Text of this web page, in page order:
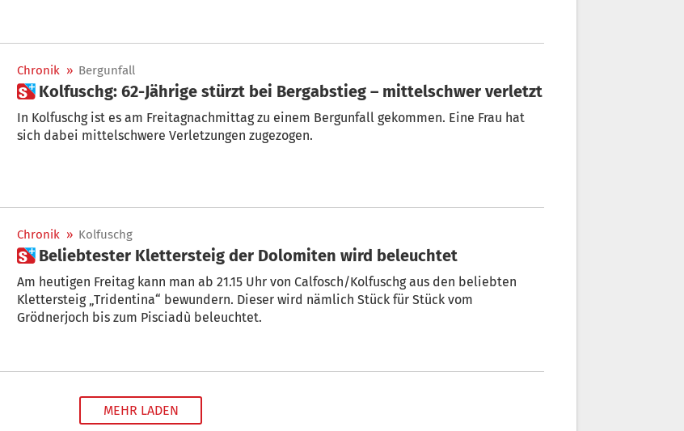
Chronik » Bergunfall
 Kolfuschg: 62-Jährige stürzt bei Bergabstieg – mittelschwer verletzt
In Kolfuschg ist es am Freitagnachmittag zu einem Bergunfall gekommen. Eine Frau hat
sich dabei mittelschwere Verletzungen zugezogen.
Chronik » Kolfuschg
 Beliebtester Klettersteig der Dolomiten wird beleuchtet
Am heutigen Freitag kann man ab 21.15 Uhr von Calfosch/Kolfuschg aus den beliebten
Klettersteig „Tridentina“ bewundern. Dieser wird nämlich Stück für Stück vom
Grödnerjoch bis zum Pisciadù beleuchtet.
MEHR LADEN